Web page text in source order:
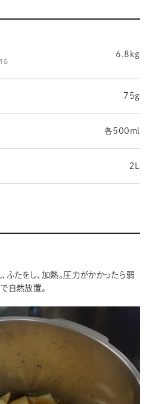
る
6.8kg
75g
各500ml
２L
たをし、加熱。圧力がかかったら弱
自然放置。